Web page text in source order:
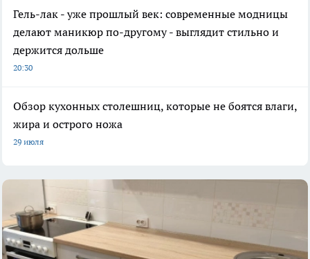
Гель-лак - уже прошлый век: современные модницы
делают маникюр по-другому - выглядит стильно и
держится дольше
20:30
Обзор кухонных столешниц, которые не боятся влаги,
жира и острого ножа
29 июля